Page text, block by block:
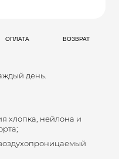
ОПЛАТА ВОЗВРАТ
день.
хлопка, нейлона и